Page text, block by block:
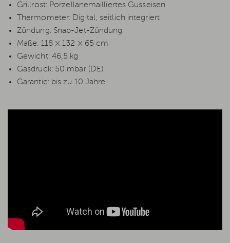
Grillrost: Porzellanemailliertes Gusseisen
Thermometer: Digital, seitlich integriert
Zündung: Snap-Jet-Zündung
Maße: 118 × 132 × 65 cm
Gewicht: 46,5 kg
Gasdruck: 50 mbar (DE)
Garantie: bis zu 10 Jahre